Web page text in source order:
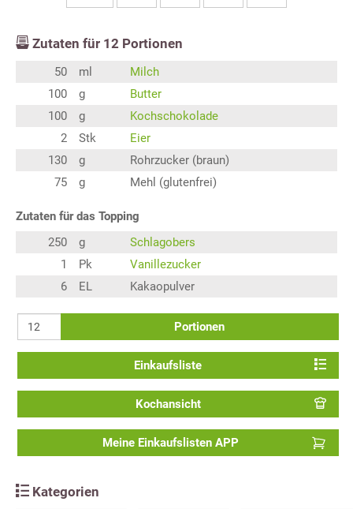
Zutaten für 12 Portionen
50 ml
Milch
100
g
Butter
100
g
Kochschokolade
2
Stk
Eier
130
g
Rohrzucker (braun)
75
g Mehl (glutenfrei)
Zutaten für das Topping
250
g
Schlagobers
1
Pk
Vanillezucker
6
EL Kakaopulver
Portionen
Einkaufsliste
Kochansicht
Meine Einkaufslisten APP
Kategorien